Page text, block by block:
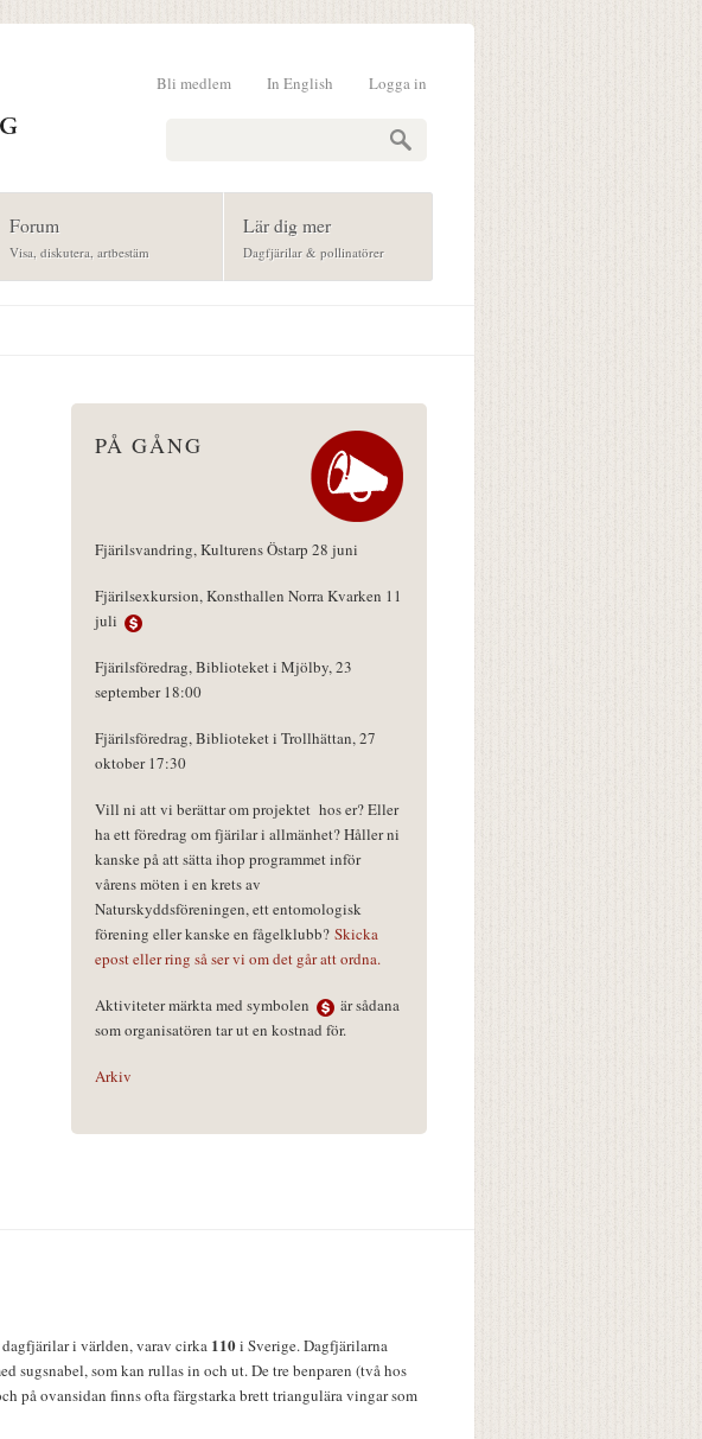
Logga in
In English
Bli medlem
Forum
Visa, diskutera, artbestäm
Lär dig mer
Dagfjärilar & pollinatörer
PÅ GÅNG
Fjärilsvandring, Kulturens Östarp 28 juni
Fjärilsexkursion, Konsthallen Norra Kvarken 11
juli
Fjärilsföredrag, Biblioteket i Mjölby, 23
september 18:00
Fjärilsföredrag, Biblioteket i Trollhättan, 27
oktober 17:30
Vill ni att vi berättar om projektet hos er? Eller
ha ett föredrag om fjärilar i allmänhet? Håller ni
kanske på att sätta ihop programmet inför
vårens möten i en krets av
Naturskyddsföreningen, ett entomologisk
förening eller kanske en fågelklubb? Skicka
epost eller ring så ser vi om det går att ordna.
Aktiviteter märkta med symbolen
är sådana
som organisatören tar ut en kostnad för.
Arkiv
dagfjärilar i världen, varav cirka 110i Sverige. Dagfjärilarna
sugsnabel, som kan rullas in och ut. De tre benparen (två hos
på ovansidan finns ofta färgstarka brett triangulära vingar som